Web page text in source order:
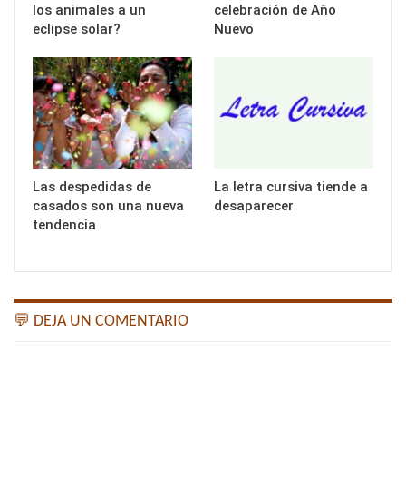
los animales a un
eclipse solar?
celebración de Año
Nuevo
Las despedidas de
casados son una nueva
tendencia
La letra cursiva tiende a
desaparecer
💬 DEJA UN COMENTARIO